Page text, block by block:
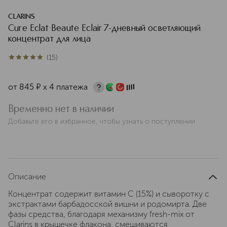
CLARINS
Cure Eclat Beaute Eclair 7-дневный осветляющий
концентрат для лица
5из 515 (15)
от 845 ¤ х 4 платежа
Временно нет в наличии
Добавьте его в избранное, чтобы узнать о поступлении
Описание
Концентрат содержит витамин С (15%) и сыворотку с
экстрактами барбадосской вишни и родомирта. Две
фазы средства, благодаря механизму fresh-mix от
Clarins в крышечке флакона, смешиваются